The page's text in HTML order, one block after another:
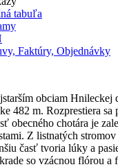
tabuľa
Faktúry, Objednávky
obciam Hnileckej
482 m. Rozprestiera sa
obecného chotára je
Z listnatých
časť tvoria lúky a
so vzácnou flórou a